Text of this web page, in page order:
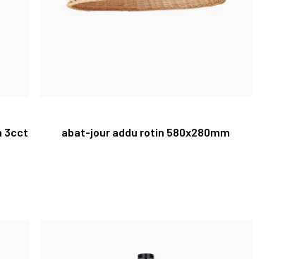
3cct
abat-jour addu rotin 580x280mm